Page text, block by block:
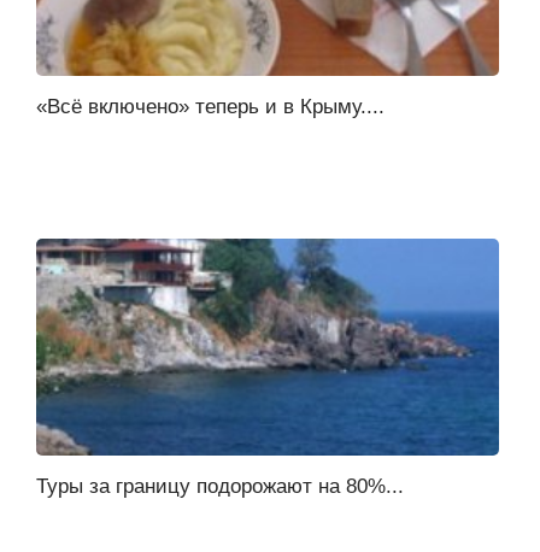
«Всё включено» теперь и в Крыму....
Туры за границу подорожают на 80%...